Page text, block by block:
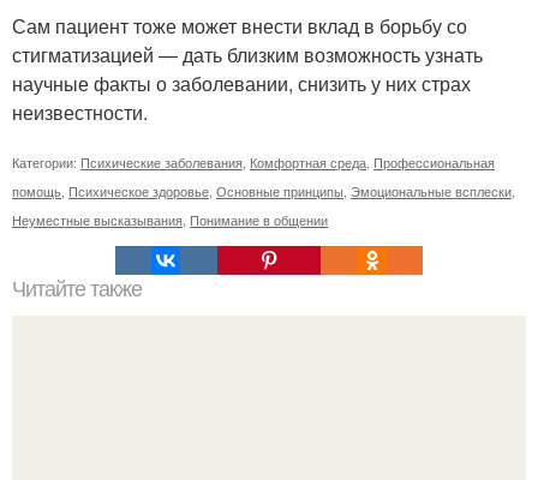
Сам пациент тоже может внести вклад в борьбу со
стигматизацией — дать близким возможность узнать
научные факты о заболевании, снизить у них страх
неизвестности.
Категории: Психические заболевания Комфортная среда Профессиональная
помощь Психическое здоровье Основные принципы Эмоциональные всплески
Неуместные высказывания Понимание в общении
Читайте также